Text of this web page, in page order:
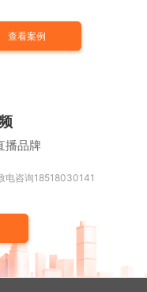
查看案例
播品牌
电咨询18518030141